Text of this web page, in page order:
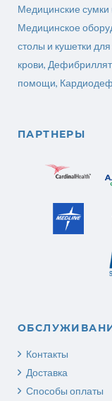
Медицинские
Медицинское
столы и кушетки
крови,
помощи,
ПАРТНЕРЫ
Контакты
Доставка
Способы оплаты